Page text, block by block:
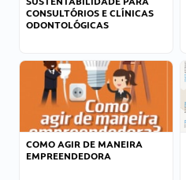
CONSULTÓRIOS E CLÍNICAS
ODONTOLÓGICAS
COMO AGIR DE MANEIRA
EMPREENDEDORA